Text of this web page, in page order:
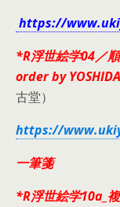
https://
*R浮世絵学04／
order by
古堂）
https://
一筆箋
*R浮世絵学10a_